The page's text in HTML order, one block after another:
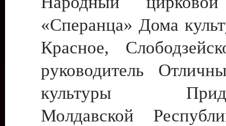
«Сперанца» Дома
Красное,
руководитель
культуры
Молдавской